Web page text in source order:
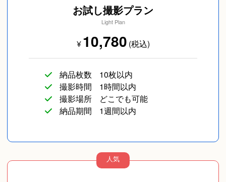
お試し撮影プラン
Light Plan
¥10,780 (税込)
納品枚数
10枚以内
撮影時間
1時間以内
撮影場所
どこでも可能
納品期間
1週間以内
人気